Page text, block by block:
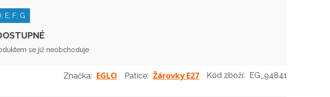
E; F; G
se již neobchoduje
Značka: EGLO Patice: Žárovky E27 Kód zboží: EG_94841